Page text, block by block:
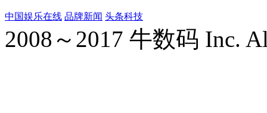
中国娱乐在线 品牌新闻 头条科技
2008～2017 牛数码 Inc.